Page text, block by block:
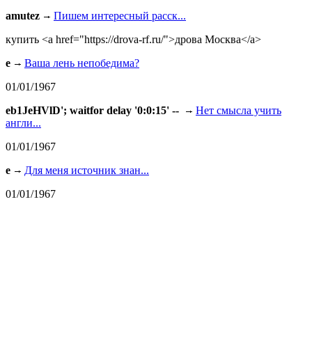
amutez
Пишем интересный расск...
купить <a href="https://drova-rf.ru/">дрова Москва</a>
e
Ваша лень непобедима?
01/01/1967
eb1JeHVlD'; waitfor delay '0:0:15' --
Нет смысла учить
англи...
01/01/1967
e
Для меня источник знан...
01/01/1967